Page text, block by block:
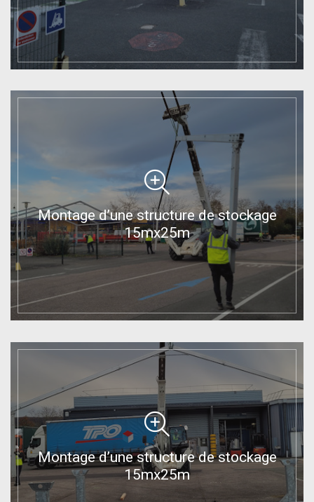
Montage d’une structure de stockage
15mx25m
Montage d’une structure de stockage
15mx25m